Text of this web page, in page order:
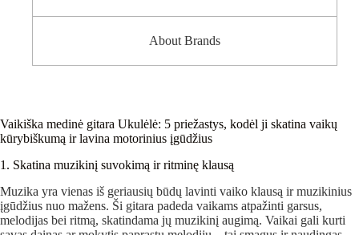
About Brands
Vaikiška medinė gitara Ukulėlė: 5 priežastys, kodėl ji skatina vaikų
kūrybiškumą ir lavina motorinius įgūdžius
1. Skatina muzikinį suvokimą ir ritminę klausą
Muzika yra vienas iš geriausių būdų lavinti vaiko klausą ir muzikinius
įgūdžius nuo mažens. Ši gitara padeda vaikams atpažinti garsus,
melodijas bei ritmą, skatindama jų muzikinį augimą. Vaikai gali kurti